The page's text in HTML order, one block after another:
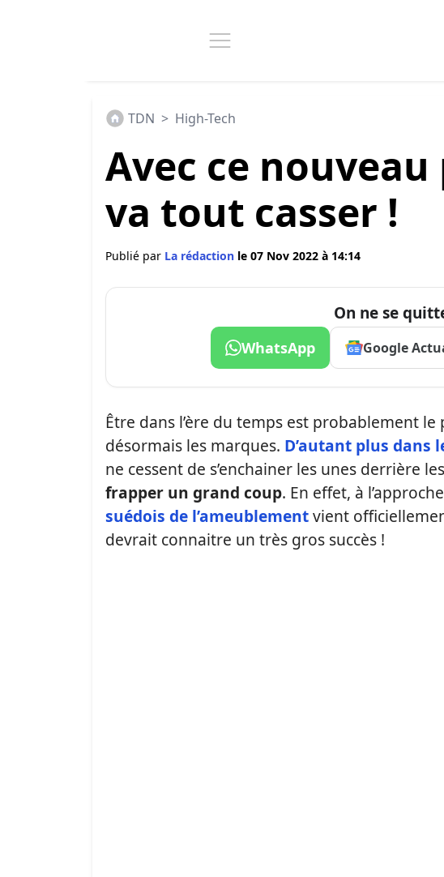
TDN > High-Tech
Avec ce
va tout casser !
Publié par La rédaction le 07 Nov 2022 à 14:14
On ne se
WhatsApp Google
Être dans l’ère du temps est probablement
désormais les marques. D’autant plus dans
ne cessent de s’enchainer les unes derrière
frapper un grand coup. En effet, à
suédois de l’ameublementvient
devrait connaitre un très gros succès !